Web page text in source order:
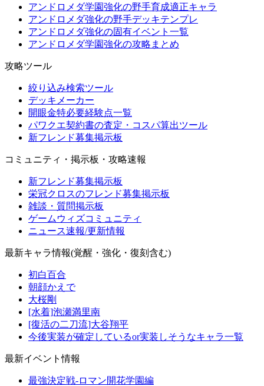
アンドロメダ学園強化の野手育成適正キャラ
アンドロメダ強化の野手デッキテンプレ
アンドロメダ強化の固有イベント一覧
アンドロメダ学園強化の攻略まとめ
攻略ツール
絞り込み検索ツール
デッキメーカー
開眼金特必要経験点一覧
パワクエ契約書の査定・コスパ算出ツール
新フレンド募集掲示板
コミュニティ・掲示板・攻略速報
新フレンド募集掲示板
栄冠クロスのフレンド募集掲示板
雑談・質問掲示板
ゲームウィズコミュニティ
ニュース速報/更新情報
最新キャラ情報(覚醒・強化・復刻含む)
初白百合
朝顔かえで
大桜剛
[水着]泡瀬満里南
[復活の二刀流]大谷翔平
今後実装が確定しているor実装しそうなキャラ一覧
最新イベント情報
最強決定戦-ロマン開花学園編